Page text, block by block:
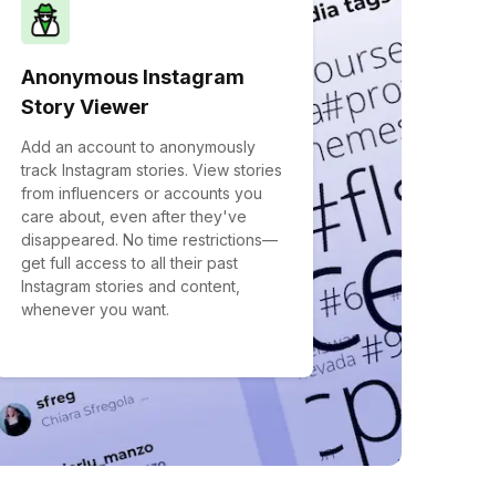
Anonymous Instagram
Story Viewer
Add an account to anonymously
track Instagram stories. View stories
from influencers or accounts you
care about, even after they've
disappeared. No time restrictions—
get full access to all their past
Instagram stories and content,
whenever you want.